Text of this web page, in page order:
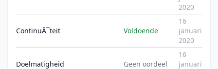
2020
ContinuÃ¯teit Voldoende
16
januari
2020
Doelmatigheid Geen oordeel
16
januari